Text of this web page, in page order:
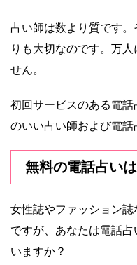
占い師は数より質です
りも大切なのです。万
せん。
初回サービスのある電
のいい占い師および電話
無料の電話占い
女性誌やファッション
ですが、あなたは電話
いますか？